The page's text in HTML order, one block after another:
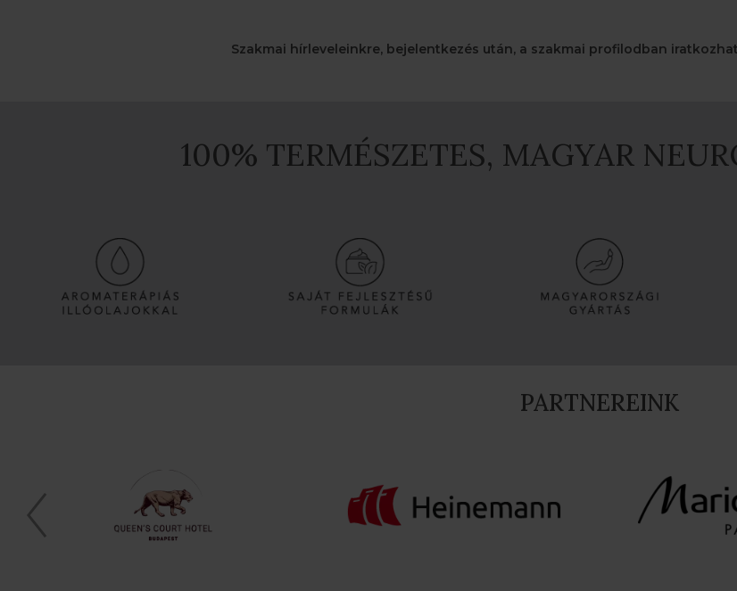
Szakmai hírleveleinkre, bejelentkezés után, a szakmai profilodban
100% TERMÉSZETES, MAGYAR
PARTNEREINK